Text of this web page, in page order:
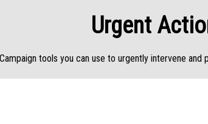
Urgent
Campaign tools you can use to urgently intervene and